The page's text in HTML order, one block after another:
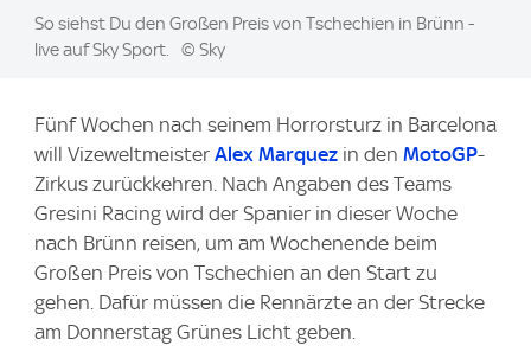
Image:
So siehst Du den Großen Preis von Tschechien in Brünn -
live auf Sky Sport.
© Sky
Fünf Wochen nach seinem Horrorsturz in Barcelona
will Vizeweltmeister Alex Marquez in den MotoGP-
Zirkus zurückkehren. Nach Angaben des Teams
Gresini Racing wird der Spanier in dieser Woche
nach Brünn reisen, um am Wochenende beim
Großen Preis von Tschechien an den Start zu
gehen. Dafür müssen die Rennärzte an der Strecke
am Donnerstag Grünes Licht geben.